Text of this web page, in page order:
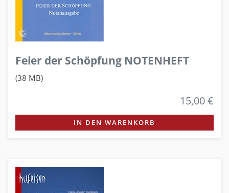
Feier der Schöpfung NOTENHEFT
(38 MB)
15,00 €
IN DEN WARENKORB